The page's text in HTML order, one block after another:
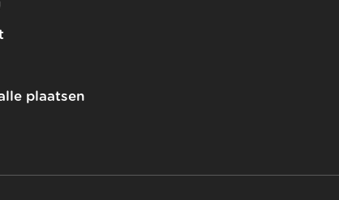
plaatsen